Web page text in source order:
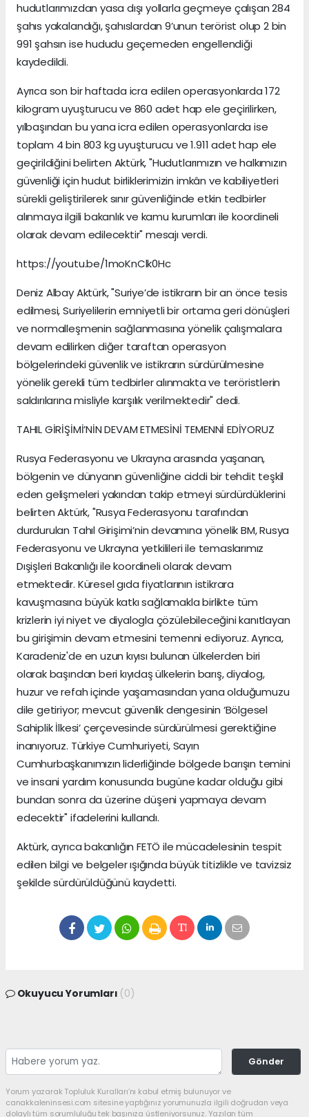
hudutlarımızdan yasa dışı yollarla geçmeye çalışan 284
şahıs yakalandığı, şahıslardan 9’unun terörist olup 2 bin
991 şahsın ise hududu geçemeden engellendiği
kaydedildi.
Ayrıca son bir haftada icra edilen operasyonlarda 172
kilogram uyuşturucu ve 860 adet hap ele geçirilirken,
yılbaşından bu yana icra edilen operasyonlarda ise
toplam 4 bin 803 kg uyuşturucu ve 1.911 adet hap ele
geçirildiğini belirten Aktürk, "Hudutlarımızın ve halkımızın
güvenliği için hudut birliklerimizin imkân ve kabiliyetleri
sürekli geliştirilerek sınır güvenliğinde etkin tedbirler
alınmaya ilgili bakanlık ve kamu kurumları ile koordineli
olarak devam edilecektir" mesajı verdi.
https://youtu.be/1moKnClk0Hc
Deniz Albay Aktürk, "Suriye’de istikrarın bir an önce tesis
edilmesi, Suriyelilerin emniyetli bir ortama geri dönüşleri
ve normalleşmenin sağlanmasına yönelik çalışmalara
devam edilirken diğer taraftan operasyon
bölgelerindeki güvenlik ve istikrarın sürdürülmesine
yönelik gerekli tüm tedbirler alınmakta ve teröristlerin
saldırılarına misliyle karşılık verilmektedir" dedi.
TAHIL GİRİŞİMİ’NİN DEVAM ETMESİNİ TEMENNİ EDİYORUZ
Rusya Federasyonu ve Ukrayna arasında yaşanan,
bölgenin ve dünyanın güvenliğine ciddi bir tehdit teşkil
eden gelişmeleri yakından takip etmeyi sürdürdüklerini
belirten Aktürk, "Rusya Federasyonu tarafından
durdurulan Tahıl Girişimi’nin devamına yönelik BM, Rusya
Federasyonu ve Ukrayna yetkilileri ile temaslarımız
Dışişleri Bakanlığı ile koordineli olarak devam
etmektedir. Küresel gıda fiyatlarının istikrara
kavuşmasına büyük katkı sağlamakla birlikte tüm
krizlerin iyi niyet ve diyalogla çözülebileceğini kanıtlayan
bu girişimin devam etmesini temenni ediyoruz. Ayrıca,
Karadeniz'de en uzun kıyısı bulunan ülkelerden biri
olarak başından beri kıyıdaş ülkelerin barış, diyalog,
huzur ve refah içinde yaşamasından yana olduğumuzu
dile getiriyor; mevcut güvenlik dengesinin ‘Bölgesel
Sahiplik İlkesi’ çerçevesinde sürdürülmesi gerektiğine
inanıyoruz. Türkiye Cumhuriyeti, Sayın
Cumhurbaşkanımızın liderliğinde bölgede barışın temini
ve insani yardım konusunda bugüne kadar olduğu gibi
bundan sonra da üzerine düşeni yapmaya devam
edecektir" ifadelerini kullandı.
Aktürk, ayrıca bakanlığın FETÖ ile mücadelesinin tespit
edilen bilgi ve belgeler ışığında büyük titizlikle ve tavizsiz
şekilde sürdürüldüğünü kaydetti.
Okuyucu Yorumları (0)
Gönder
Yorum yazarak Topluluk Kuralları’nı kabul etmiş bulunuyor ve
canakkaleninsesi.com sitesine yaptığınız yorumunuzla ilgili doğrudan veya
dolaylı tüm sorumluluğu tek başınıza üstleniyorsunuz. Yazılan tüm